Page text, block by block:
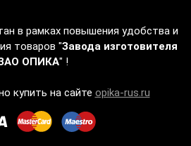
в рамках повышения удобства и
товаров "Завода изготовителя
ОПИКА" !
купить на сайте opika-rus.ru